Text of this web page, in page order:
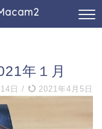
年１月
日 / 2021年4月5日